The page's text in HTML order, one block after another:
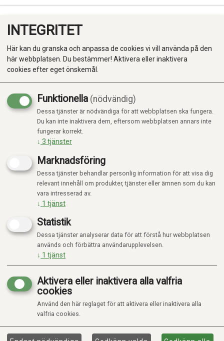
Produkter
Kategorier
Visar 1 produkter
20%
Kr 583,20Kr 729,00
Bestillingsvare
Forventet 14 dager
Lägg i varukorgen
INTEGRITET
Här kan du granska och anpassa de cookies vi vill använda på den
här webbplatsen. Du bestämmer! Aktivera eller inaktivera
cookies efter eget önskemål.
Funktionella (nödvändig)
Dessa tjänster är nödvändiga för att webbplatsen ska fungera.
Du kan inte inaktivera dem, eftersom webbplatsen annars inte
fungerar korrekt.
↓ 3 tjänster
Marknadsföring
Dessa tjänster behandlar personlig information för att visa dig
relevant innehåll om produkter, tjänster eller ämnen som du kan
vara intresserad av.
↓ 1 tjänst
Statistik
Dessa tjänster analyserar data för att förstå hur webbplatsen
används och förbättra användarupplevelsen.
↓ 1 tjänst
Aktivera eller inaktivera alla valfria
cookies
Använd den här reglaget för att aktivera eller inaktivera alla
valfria cookies.